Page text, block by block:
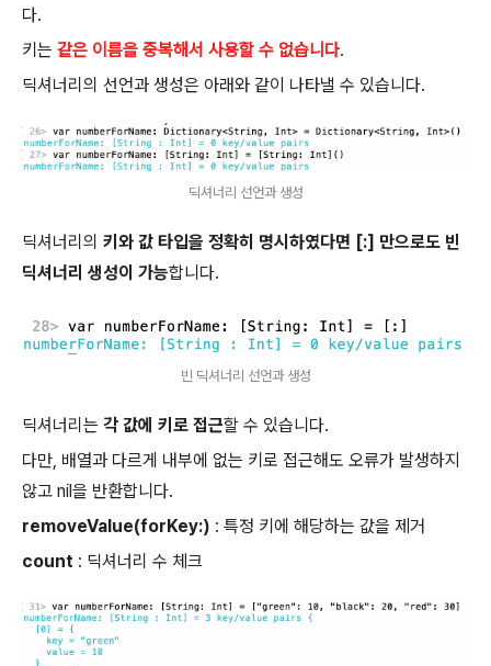
다.
키는 같은 이름을 중복해서 사용할 수 없습니다.
딕셔너리의 선언과 생성은 아래와 같이 나타낼 수 있습니다.
딕셔너리 선언과 생성
딕셔너리의 키와 값 타입을 정확히 명시하였다면 [:] 만으로도 빈
딕셔너리 생성이 가능합니다.
빈 딕셔너리 선언과 생성
딕셔너리는 각 값에 키로 접근할 수 있습니다.
다만, 배열과 다르게 내부에 없는 키로 접근해도 오류가 발생하지
않고 nil을 반환합니다.
removeValue(forKey:) : 특정 키에 해당하는 값을 제거
count : 딕셔너리 수 체크